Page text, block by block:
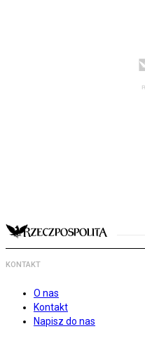
KONTAKT
O nas
Kontakt
Napisz do nas